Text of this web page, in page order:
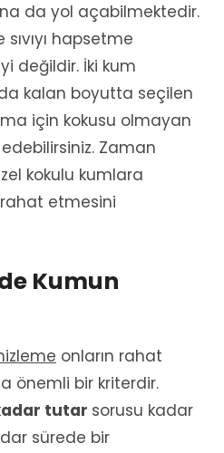
da yol açabilmektedir.
hapsetme
değildir. İki kum
kalan boyutta seçilen
için kokusu olmayan
Zaman
kokulu kumlara
etmesini
Kumun
onların rahat
önemli bir kriterdir.
tutar sorusu kadar
sürede bir